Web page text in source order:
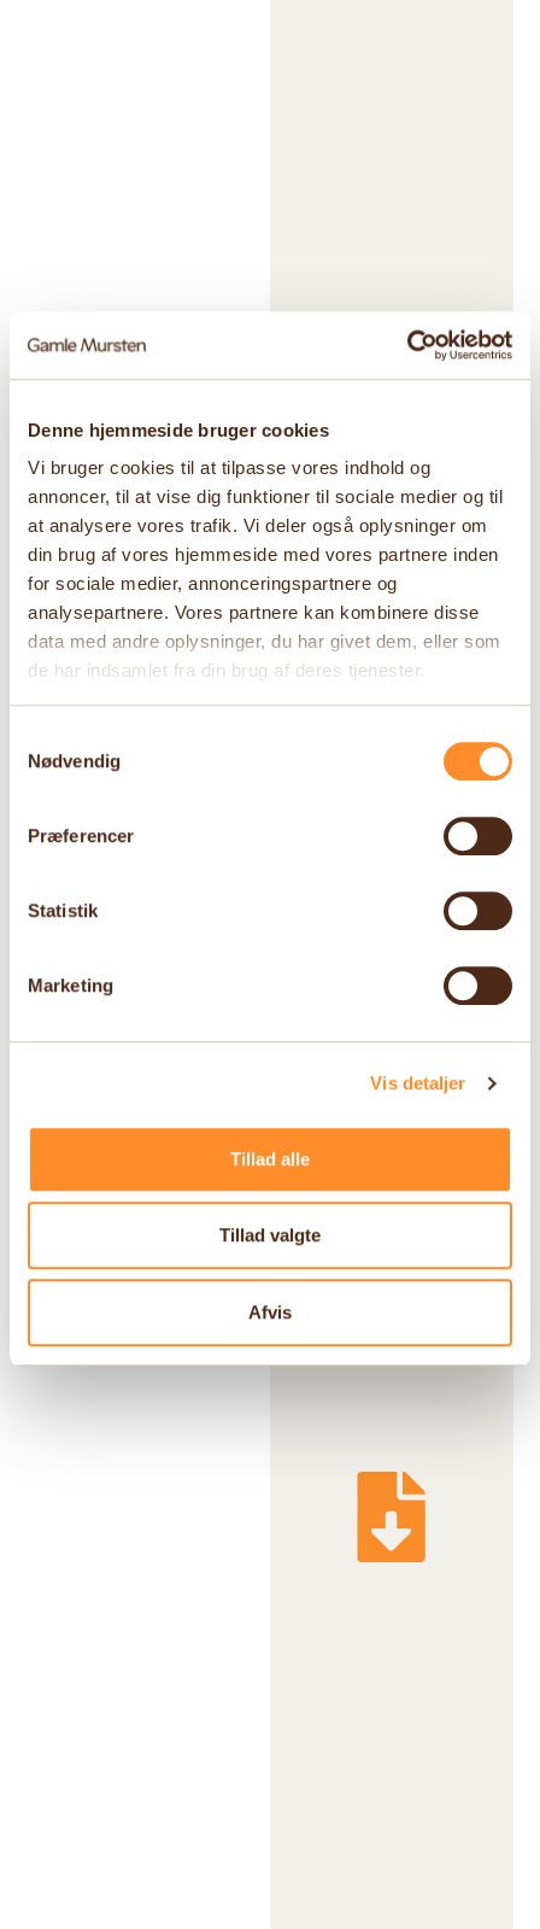
Denne hjemmeside bruger cookies
Vi bruger cookies til at tilpasse vores indhold og
annoncer, til at vise dig funktioner til sociale medier og til
at analysere vores trafik. Vi deler også oplysninger om
din brug af vores hjemmeside med vores partnere inden
for sociale medier, annonceringspartnere og
analysepartnere. Vores partnere kan kombinere disse
data med andre oplysninger, du har givet dem, eller som
de har indsamlet fra din brug af deres tjenester.
Nødvendig
Præferencer
Statistik
Marketing
Vis detaljer
Tillad alle
Tillad valgte
Afvis
Download